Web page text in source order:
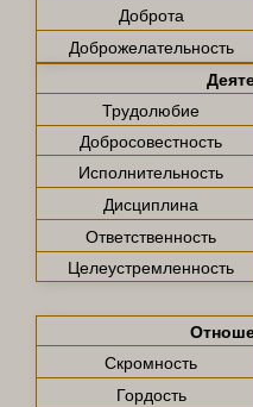
Доброта
Доброжелательность
Трудолюбие
Добросовестность
Исполнительность
Дисциплина
Ответственность
Целеустремленность
Скромность
Гордость